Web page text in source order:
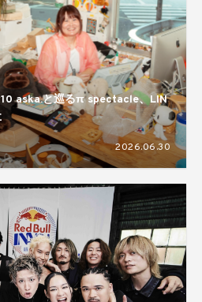
aska.と巡るπ spectacle、LIN
2026.06.30